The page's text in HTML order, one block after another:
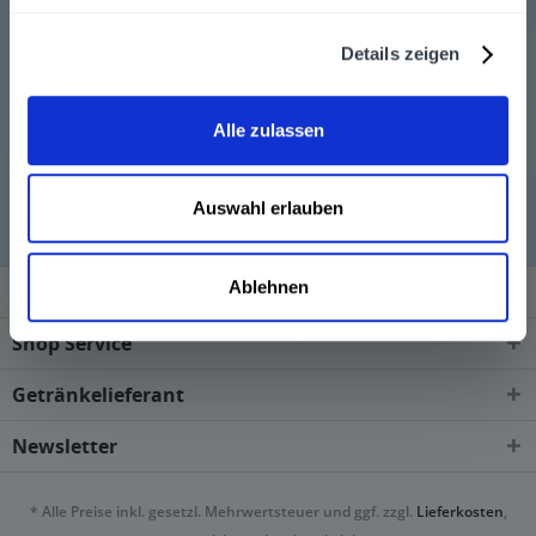
Details zeigen
Alle zulassen
Auswahl erlauben
Ablehnen
Sehr gerne liefern wir Ihnen die Getränke von Lütts,
Lütts wird in den folgenden Regionen, Städten, Orten
und Postleitzahl-Gebieten geliefert
Shop Service
Getränkelieferant
Newsletter
* Alle Preise inkl. gesetzl. Mehrwertsteuer und ggf. zzgl. Lieferkosten,